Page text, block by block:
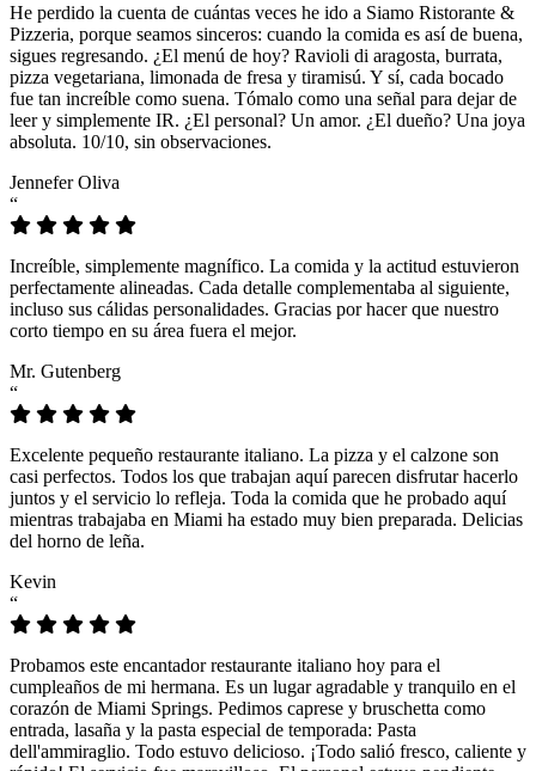
He perdido la cuenta de cuántas veces he ido a Siamo Ristorante &
Pizzeria, porque seamos sinceros: cuando la comida es así de buena,
sigues regresando. ¿El menú de hoy? Ravioli di aragosta, burrata,
pizza vegetariana, limonada de fresa y tiramisú. Y sí, cada bocado
fue tan increíble como suena. Tómalo como una señal para dejar de
leer y simplemente IR. ¿El personal? Un amor. ¿El dueño? Una joya
absoluta. 10/10, sin observaciones.
Jennefer Oliva
“
Increíble, simplemente magnífico. La comida y la actitud estuvieron
perfectamente alineadas. Cada detalle complementaba al siguiente,
incluso sus cálidas personalidades. Gracias por hacer que nuestro
corto tiempo en su área fuera el mejor.
Mr. Gutenberg
“
Excelente pequeño restaurante italiano. La pizza y el calzone son
casi perfectos. Todos los que trabajan aquí parecen disfrutar hacerlo
juntos y el servicio lo refleja. Toda la comida que he probado aquí
mientras trabajaba en Miami ha estado muy bien preparada. Delicias
del horno de leña.
Kevin
“
Probamos este encantador restaurante italiano hoy para el
cumpleaños de mi hermana. Es un lugar agradable y tranquilo en el
corazón de Miami Springs. Pedimos caprese y bruschetta como
entrada, lasaña y la pasta especial de temporada: Pasta
dell'ammiraglio. Todo estuvo delicioso. ¡Todo salió fresco, caliente y